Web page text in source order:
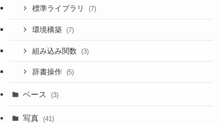
標準ライブラリ (7)
環境構築 (7)
組み込み関数 (3)
辞書操作 (5)
ベース (3)
写真 (41)